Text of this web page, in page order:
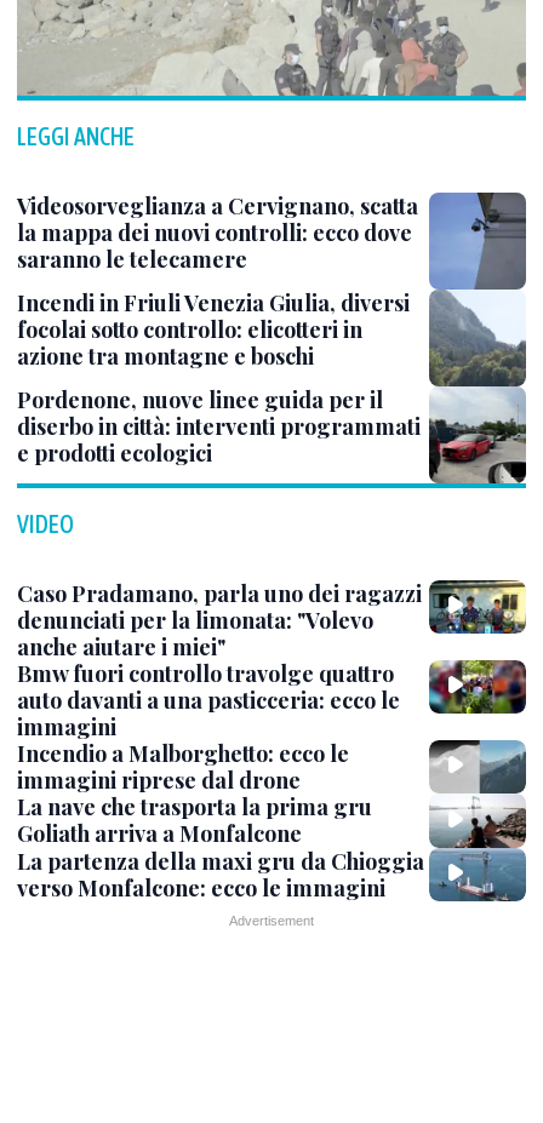
LEGGI ANCHE
Videosorveglianza a Cervignano, scatta
la mappa dei nuovi controlli: ecco dove
saranno le telecamere
Incendi in Friuli Venezia Giulia, diversi
focolai sotto controllo: elicotteri in
azione tra montagne e boschi
Pordenone, nuove linee guida per il
diserbo in città: interventi programmati
e prodotti ecologici
VIDEO
Caso Pradamano, parla uno dei ragazzi
denunciati per la limonata: "Volevo
anche aiutare i miei"
Bmw fuori controllo travolge quattro
auto davanti a una pasticceria: ecco le
immagini
Incendio a Malborghetto: ecco le
immagini riprese dal drone
La nave che trasporta la prima gru
Goliath arriva a Monfalcone
La partenza della maxi gru da Chioggia
verso Monfalcone: ecco le immagini